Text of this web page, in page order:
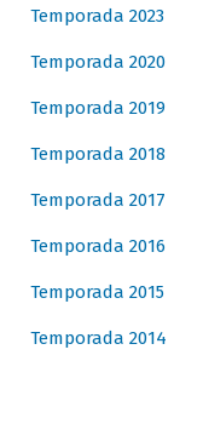
Temporada 2023
Temporada 2020
Temporada 2019
Temporada 2018
Temporada 2017
Temporada 2016
Temporada 2015
Temporada 2014